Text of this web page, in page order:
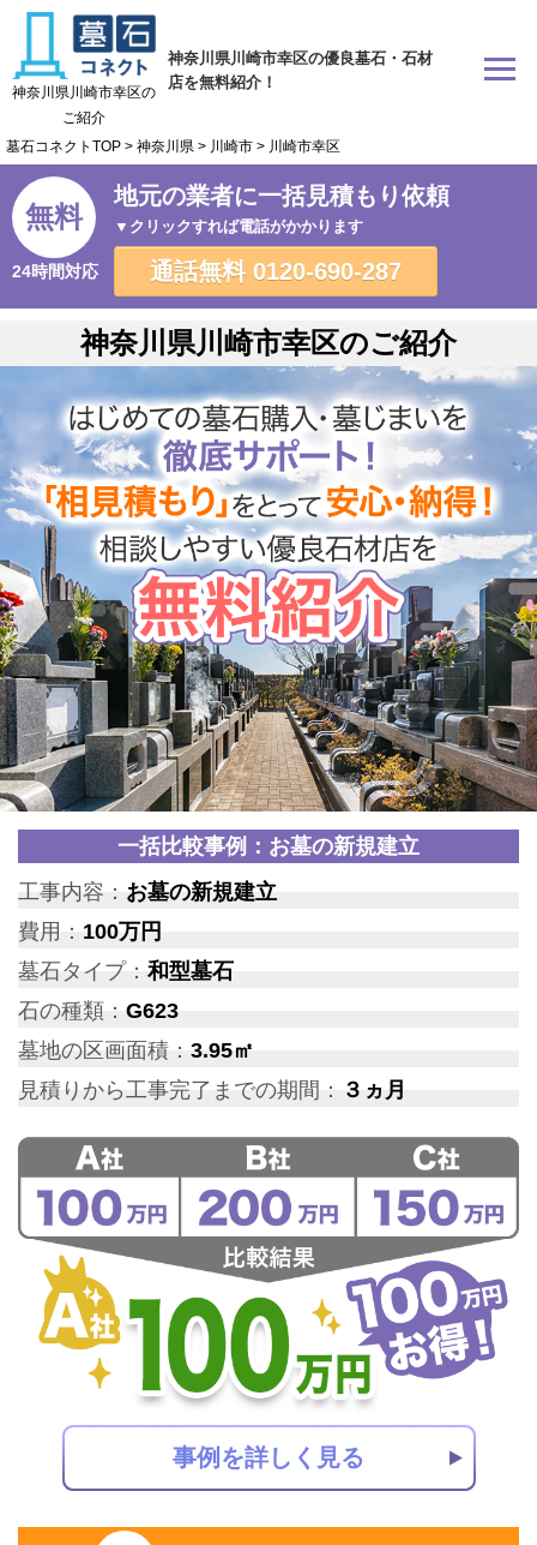
神奈川県川崎市幸区の優良墓石・石材
店を無料紹介！
神奈川県川崎市幸区の
ご紹介
墓石コネクトTOP > 神奈川県 > 川崎市 > 川崎市幸区
無料
24時間対応
地元の業者に一括見積もり依頼
▼クリックすれば電話がかかります
通話無料 0120-690-287
神奈川県川崎市幸区のご紹介
一括比較事例：お墓の新規建立
工事内容： お墓の新規建立
費用： 100万円
墓石タイプ：和型墓石
石の種類： G623
墓地の区画面積： 3.95㎡
見積りから工事完了までの期間： ３ヵ月
事例を詳しく見る